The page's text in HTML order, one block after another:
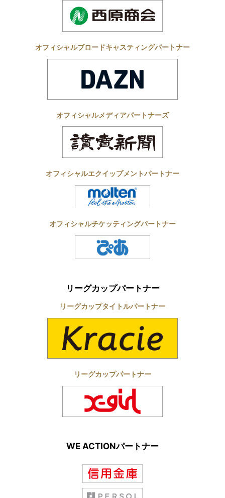
オフィシャルブロードキャスティングパートナー
オフィシャルメディアパートナーズ
オフィシャルエクイップメントパートナー
オフィシャルチケッティングパートナー
リーグカップパートナー
リーグカップタイトルパートナー
リーグカップパートナー
WE ACTIONパートナー